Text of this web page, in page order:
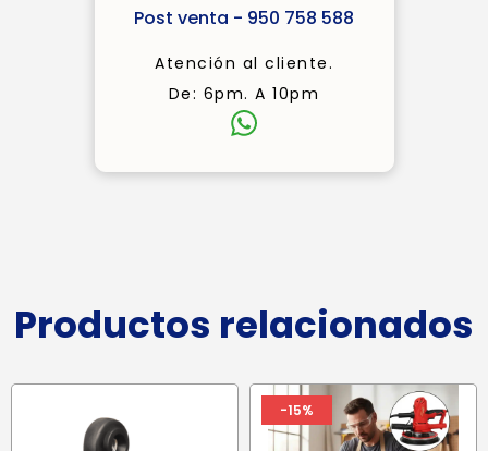
Post venta - 950 758 588
Atención al cliente.
De: 6pm. A 10pm
Productos relacionados
-15%